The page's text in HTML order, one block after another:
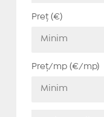
Preț (€)
Preț/mp (€/mp)